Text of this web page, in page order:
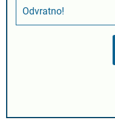
Odvratno!